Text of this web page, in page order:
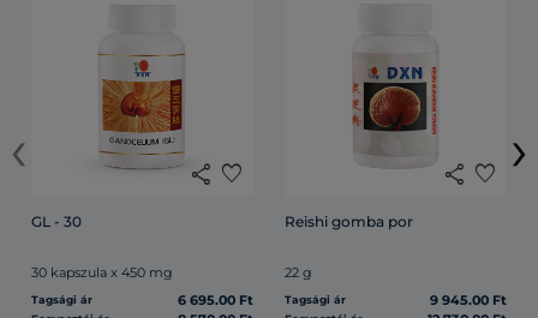
share favorite
GL - 30
30 kapszula x 450 mg
Tagsági ár 6 695.00 Ft
share favorite
Reishi gomba por
22 g
Tagsági ár 9 945.00 Ft
‹ ›